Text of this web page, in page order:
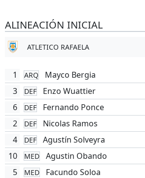
ALINEACIÓN INICIAL
ATLETICO RAFAELA
1 ARQ
Mayco Bergia
3
DEF Enzo Wuattier
6 DEF
Fernando Ponce
2
DEF
Nicolas Ramos
4
DEF Agustín Solveyra
10 MED Agustin Obando
5 MED
Facundo Soloa